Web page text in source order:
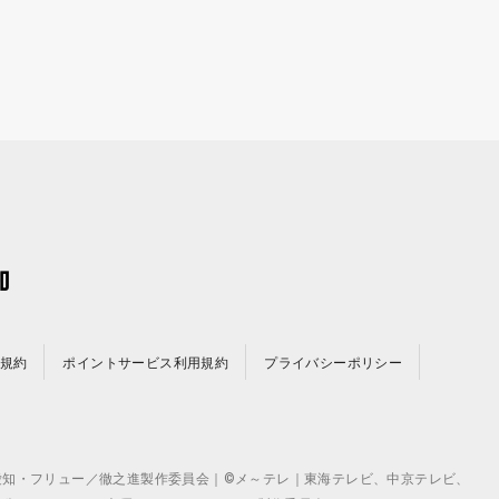
約 ポイントサービス利用規約 プライバシーポリシー
フリュー／徹之進製作委員会｜©メ～テレ｜東海テレビ、中京テレビ、